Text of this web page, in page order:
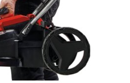
that are not disclosed to the
website owner needs to setup
their CMP to add this content
list of technologies used.
Usercentrics Consent
Management Platform